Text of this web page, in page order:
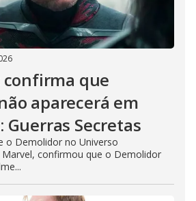
confirma que
aparecerá em
Guerras Secretas
o Demolidor no Universo
confirmou que o Demolidor